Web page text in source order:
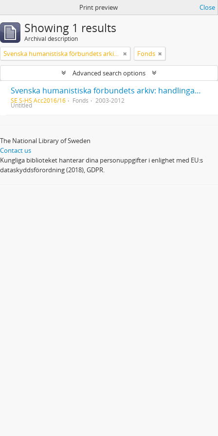
Print preview Close
Showing 1 results
Archival description
Svenska humanistiska förbundets arkiv: handlingar 2003-2012 Fonds
Advanced search options
Svenska humanistiska förbundets arkiv: handlingar 2003-2012
SE S-HS Acc2016/16 Fonds 2003-2012
Untitled
The National Library of Sweden
Contact us
Kungliga biblioteket hanterar dina personuppgifter i enlighet med EU:s
dataskyddsförordning (2018), GDPR.